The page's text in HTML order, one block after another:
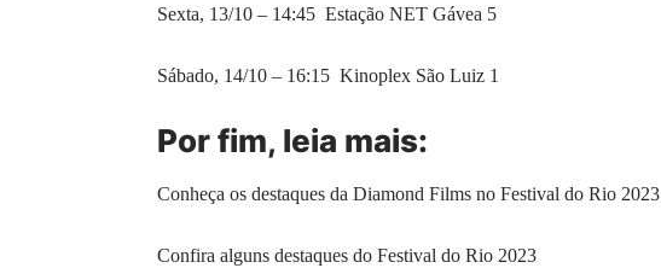
Sexta, 13/10 – 14:45 Estação NET Gávea 5
Sábado, 14/10 – 16:15 Kinoplex São Luiz 1
Por fim, leia mais:
Conheça os destaques da Diamond Films no Festival do Rio 2023
Confira alguns destaques do Festival do Rio 2023